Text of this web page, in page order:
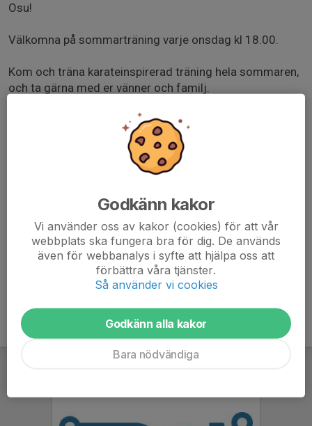
Osu!
Välkomna på sommarträning varje onsdag kl 18.00.
Kom och träna karateinspirerad träning hela sommaren,
och ta gärna med er vänner och familj.
Barn över 10 år får träna själva, medan barn mellan 7-10
kräver att en vuxen är med och tränar.
Anmäl er gärna så att vi vet hur många som kommer.
Vanliga träningskläder är ok.
Hoppas vi ses 😊
Godkänn kakor
Vi använder oss av kakor (cookies) för att vår
webbplats ska fungera bra för dig. De används
även för webbanalys i syfte att hjälpa oss att
förbättra våra tjänster.
Så använder vi cookies
Godkänn alla kakor
Bara nödvändiga